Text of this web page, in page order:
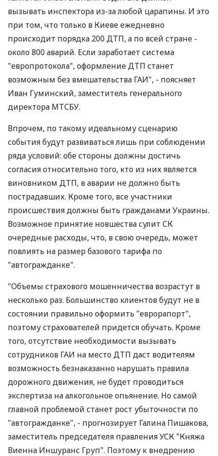
вызывать инспектора из-за любой царапины. И это
при том, что только в Киеве ежедневно
происходит порядка 200 ДТП, а по всей стране -
около 800 аварий. Если заработает система
"европротокола", оформление ДТП станет
возможным без вмешательства ГАИ", - поясняет
Иван Гуминский, заместитель генерального
директора МТСБУ.
Впрочем, по такому идеальному сценарию
события будут развиваться лишь при соблюдении
ряда условий: обе стороны должны достичь
согласия относительно того, кто из них является
виновником ДТП, в аварии не должно быть
пострадавших. Кроме того, все участники
происшествия должны быть гражданами Украины.
Возможное принятие новшества сулит СК
очередные расходы, что, в свою очередь, может
повлиять на размер базового тарифа по
"автогражданке".
"Объемы страхового мошенничества возрастут в
несколько раз. Большинство клиентов будут не в
состоянии правильно оформить "еврорапорт",
поэтому страхователей придется обучать. Кроме
того, отсутствие необходимости вызывать
сотрудников ГАИ на место ДТП даст водителям
возможность безнаказанно нарушать правила
дорожного движения, не будет проводиться
экспертиза на алкогольное опьянение. Но самой
главной проблемой станет рост убыточности по
"автогражданке", - прогнозирует Галина Пишакова,
заместитель председателя правления УСК "Княжа
Виенна Иншуранс Груп". Поэтому к внедрению